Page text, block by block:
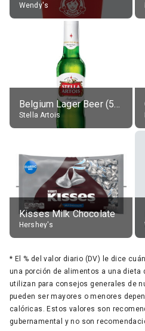
Wendy's
Belgium Lager Beer (5% alc.)
Stella Artois
Kisses Milk Chocolate
Hershey's
* El % del valor diario (DV) le dice
una porción de alimentos a una dieta
utilizan para consejos generales de
pueden ser mayores o menores
calóricas. Estos valores son
gubernamental y no son